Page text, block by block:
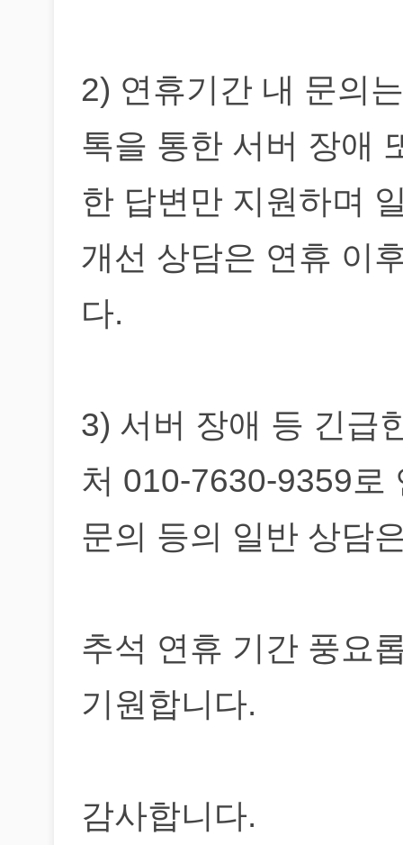
2) 연휴기간 내 문의
톡을 통한 서버 장애
한 답변만 지원하며
개선 상담은 연휴 이
다.
3) 서버 장애 등 긴급
처 010-7630-9359로
문의 등의 일반 상담
추석 연휴 기간 풍요
기원합니다.
감사합니다.